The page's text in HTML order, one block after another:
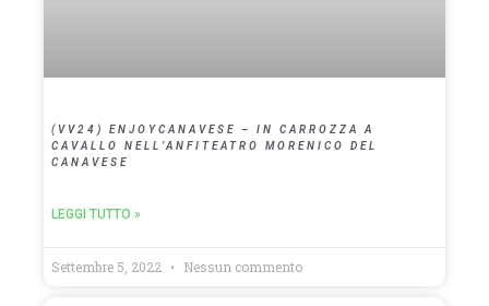
(VV24) ENJOYCANAVESE – IN CARROZZA A
CAVALLO NELL’ANFITEATRO MORENICO DEL
CANAVESE
LEGGI TUTTO »
Settembre 5, 2022 Nessun commento